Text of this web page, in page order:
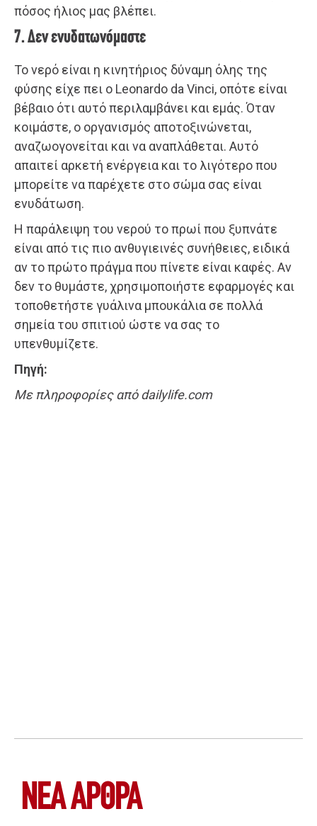
πόσος ήλιος μας βλέπει.
7. Δεν ενυδατωνόμαστε
Το νερό είναι η κινητήριος δύναμη όλης της
φύσης είχε πει ο Leonardo da Vinci, οπότε είναι
βέβαιο ότι αυτό περιλαμβάνει και εμάς. Όταν
κοιμάστε, ο οργανισμός αποτοξινώνεται,
αναζωογονείται και να αναπλάθεται. Αυτό
απαιτεί αρκετή ενέργεια και το λιγότερο που
μπορείτε να παρέχετε στο σώμα σας είναι
ενυδάτωση.
Η παράλειψη του νερού το πρωί που ξυπνάτε
είναι από τις πιο ανθυγιεινές συνήθειες, ειδικά
αν το πρώτο πράγμα που πίνετε είναι καφές. Αν
δεν το θυμάστε, χρησιμοποιήστε εφαρμογές και
τοποθετήστε γυάλινα μπουκάλια σε πολλά
σημεία του σπιτιού ώστε να σας το
υπενθυμίζετε.
Πηγή:
Με πληροφορίες από dailylife.com
ΝΕΑ ΆΡΘΡΑ